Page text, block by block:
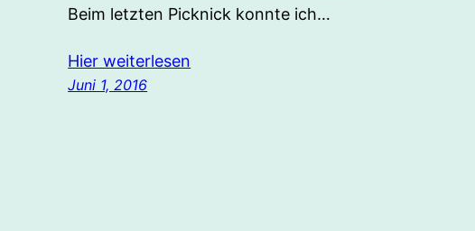
Beim letzten Picknick konnte ich…
Hier weiterlesen
Juni 1, 2016